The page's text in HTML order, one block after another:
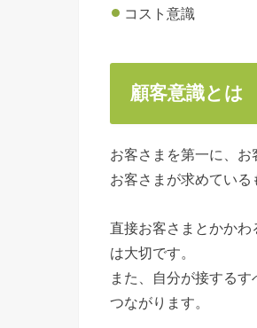
コスト意識
顧客意識とは
お客さまを第一に、お
お客さまが求めている
直接お客さまとかか
は大切です。
また、自分が接する
つながります。